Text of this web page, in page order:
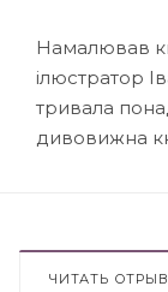
Намалював
ілюстратор
тривала
дивовижна
ЧИТАТЬ